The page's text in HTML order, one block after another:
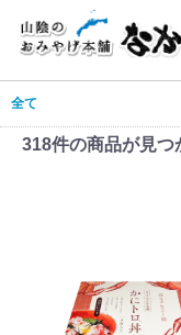
全て
318件の商品が見つ